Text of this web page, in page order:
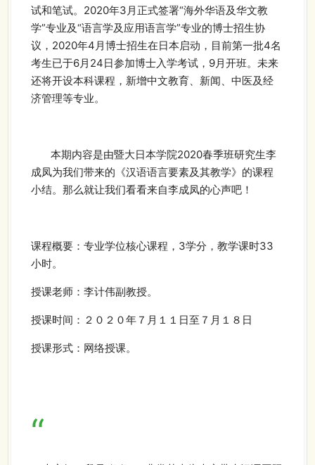
试和笔试。2020年3月正式签署“海外华语及华文教
学”专业及“语言学及应用语言学”专业的博士招生协
议，2020年4月博士招生在日本启动，目前第一批4名
考生已于6月24日参加博士入学考试，9月开班。未来
还将开设本科课程，新增中文教育、新闻、中医及经
济管理等专业。
本期内容是由暨大日本学院2020春季班研究生李
成凤为我们带来的《汉语语言要素及其教学》的课程
小结。那么就让我们看看来自李成凤的心声吧！
课程概要：专业学位核心课程，3学分，教学课时33
小时。
授课老师：李计伟副教授。
授课时间：２０２０年７月１１日至７月１８日
授课形式：网络授课。
“